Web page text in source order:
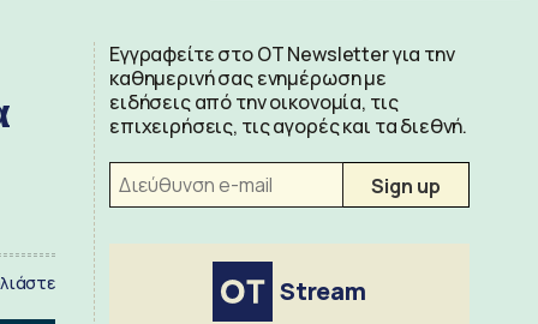
Εγγραφείτε στο OT Newsletter για την
καθημερινή σας ενημέρωση με
ειδήσεις από την οικονομία, τις
επιχειρήσεις, τις αγορές και τα διεθνή.
Stream